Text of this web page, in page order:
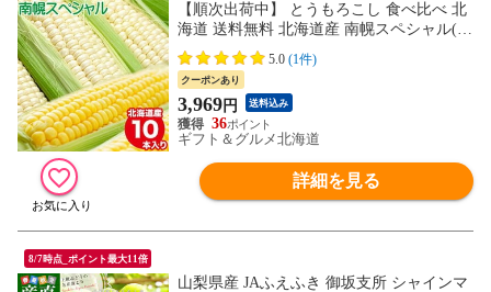
【順次出荷中】 とうもろこし 食べ比べ 北
海道 送料無料 北海道産 南幌スペシャル(ピ
ュアホワイト/あまいんです) (10本入り)
【白 黄色 トウモロコシ とうきび スイーツ
コーン スイーツ 新鮮 おいしい 旬 甘い 人
気 お取り寄せ】[hcrn]
5.0 (1件)
クーポンあり
3,969円 送料込み
36
ギフト＆グルメ北海道
詳細を見る
8/7時点_ポイント最大11倍
山梨県産 JAふえふき 御坂支所 シャインマ